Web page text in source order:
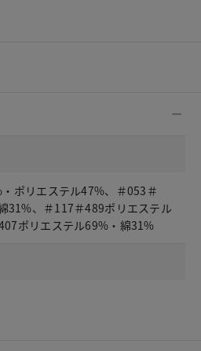
ポリエステル47%、＃053＃
31%、＃117＃489ポリエステル
ポリエステル69%・綿31%